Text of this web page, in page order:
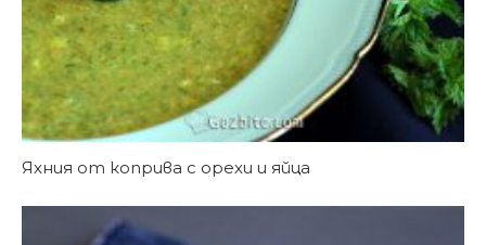
Яхния от коприва с орехи и яйца